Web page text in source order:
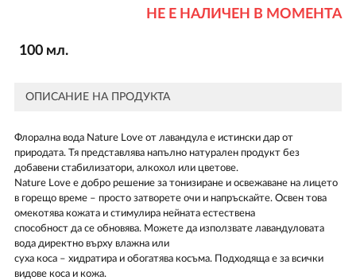
НЕ Е НАЛИЧЕН В МОМЕНТА
100 мл.
ОПИСАНИЕ НА ПРОДУКТА
Флорална вода Nature Love от лавандула е истински дар от
природата. Тя представлява напълно натурален продукт без
добавени стабилизатори, алкохол или цветове.
Nature Love е добро решение за тонизиране и освежаване на лицето
в горещо време – просто затворете очи и напръскайте. Освен това
омекотява кожата и стимулира нейната естествена
способност да се обновява. Можете да използвате лавандуловата
вода директно върху влажна или
суха коса – хидратира и обогатява косъма. Подходяща е за всички
видове коса и кожа.